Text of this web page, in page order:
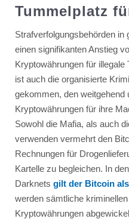
Tummelplatz
Strafverfolgungsbehörden in
einen signifikanten Anstieg
Kryptowährungen für
ist auch die organisierte
gekommen, den weitgehend
Kryptowährungen für ihre
Sowohl die Mafia, als auch
verwenden vermehrt den
Rechnungen für
Kartelle zu begleichen. In
Darknets gilt der Bitcoin
werden sämtliche
Kryptowährungen